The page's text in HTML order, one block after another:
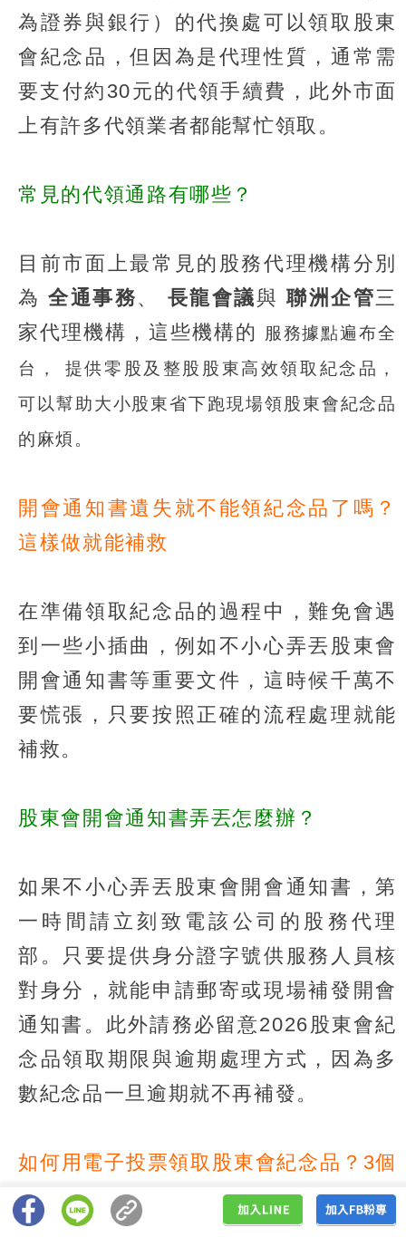
為證券與銀行）的代換處可以領取股東
會紀念品，但因為是代理性質，通常需
要支付約30元的代領手續費，此外市面
上有許多代領業者都能幫忙領取。
常見的代領通路有哪些？
目前市面上最常見的股務代理機構分別
為全通事務、 長龍會議與聯洲企管三
家代理機構，這些機構的
服務據點遍布全
台，
提供零股及整股股東高效領取紀念品，
可以幫助大小股東省下跑現場領股東會紀念品
的麻煩。
開會通知書遺失就不能領紀念品了嗎？
這樣做就能補救
在準備領取紀念品的過程中，難免會遇
到一些小插曲，例如不小心弄丟股東會
開會通知書等重要文件，這時候千萬不
要慌張，只要按照正確的流程處理就能
補救。
股東會開會通知書弄丟怎麼辦？
如果不小心弄丟股東會開會通知書，第
一時間請立刻致電該公司的股務代理
部。只要提供身分證字號供服務人員核
對身分，就能申請郵寄或現場補發開會
通知書。此外請務必留意2026股東會紀
念品領取期限與逾期處理方式，因為多
數紀念品一旦逾期就不再補發。
如何用電子投票領取股東會紀念品？3個
管道一次學